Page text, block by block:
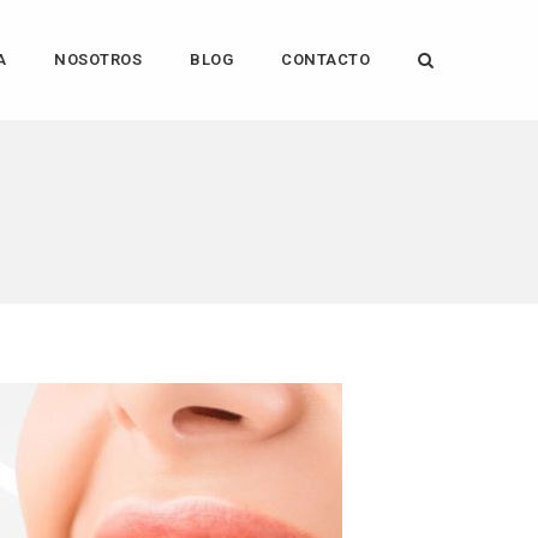
NOSOTROS BLOG CONTACTO